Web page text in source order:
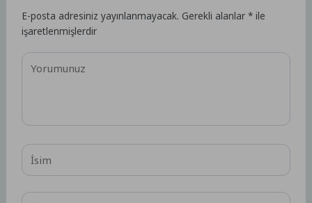
E-posta adresiniz yayınlanmayacak. Gerekli alanlar* ile
işaretlenmişlerdir